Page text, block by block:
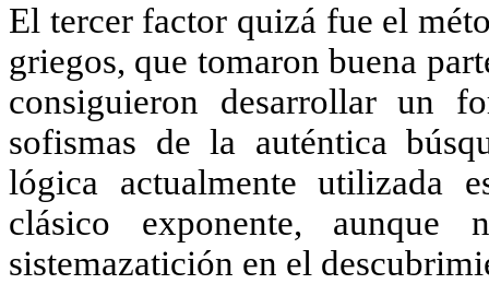
El tercer factor quizá fue el
griegos, que tomaron buena
consiguieron desarrollar un
sofismas de la auténtica
lógica actualmente utilizada
clásico exponente,
sistemazatición en el